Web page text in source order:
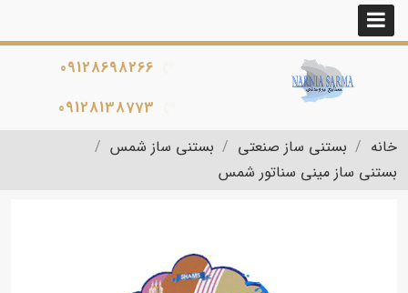
09128698266
09128138773
خانه
بستنی ساز صنعتی
بستنی ساز شمس
بستنی ساز مینی سناتور شمس